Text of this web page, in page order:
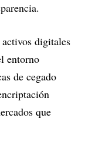
digitales
entorno
de cegado
que